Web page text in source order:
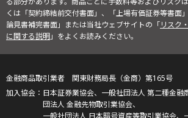
くは「契約締結前交付書面」、「上場有価証券等書面
論見書補完書面」または当社ウェブサイトの「リスク
に関する説明」をよくお読みください。
金融商品取引業者 関東財務局長（金商）第165号
日本証券業協会、一般社団法人 第二種金融
団法人 金融先物取引業協会、
一般社団法人 日本暗号資産等取引業協会、